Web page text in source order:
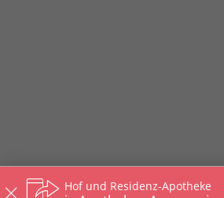
Hof und Residenz-Apotheke